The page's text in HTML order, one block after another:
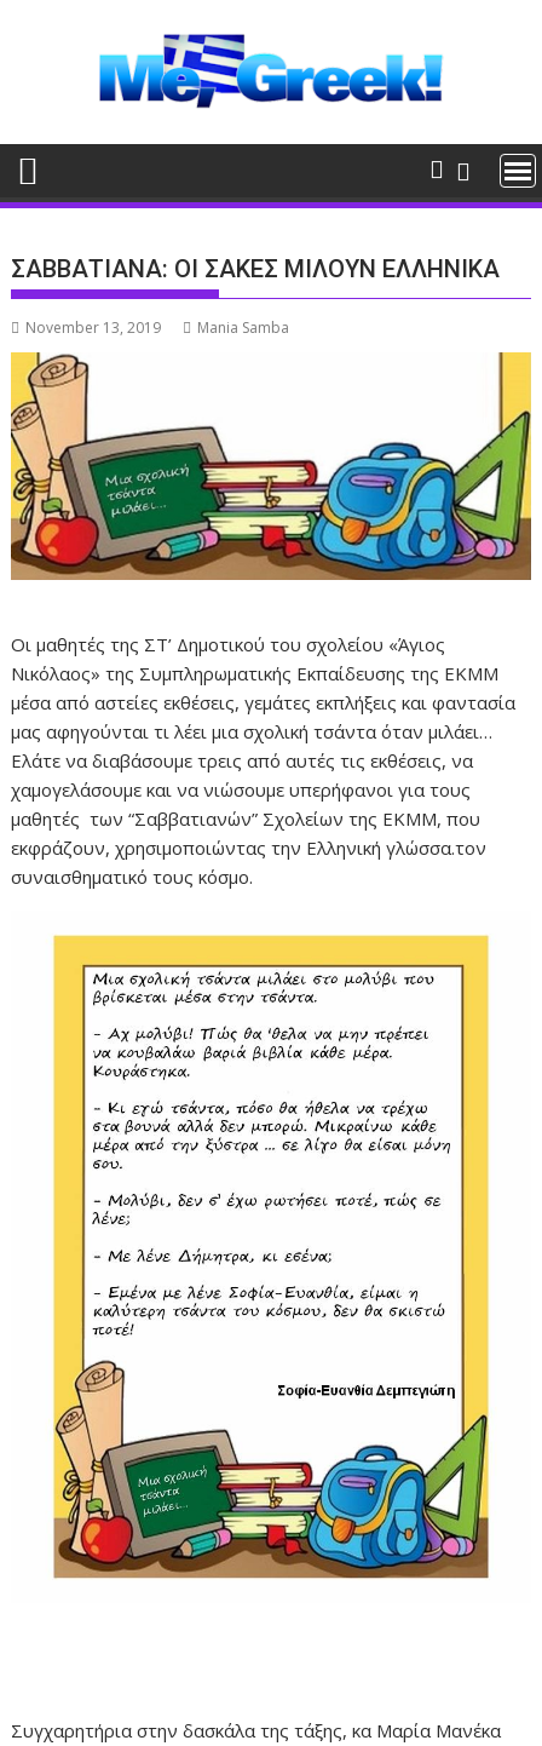
ΣΑΒΒΑΤΙΑΝΑ: ΟΙ ΣΑΚΕΣ ΜΙΛΟΥΝ ΕΛΛΗΝΙΚΑ
November 13, 2019 Mania Samba
Οι μαθητές της ΣΤ’ Δημοτικού του σχολείου «Άγιος
Νικόλαος» της Συμπληρωματικής Εκπαίδευσης της ΕΚΜΜ
μέσα από αστείες εκθέσεις, γεμάτες εκπλήξεις και φαντασία
μας αφηγούνται τι λέει μια σχολική τσάντα όταν μιλάει…
Ελάτε να διαβάσουμε τρεις από αυτές τις εκθέσεις, να
χαμογελάσουμε και να νιώσουμε υπερήφανοι για τους
μαθητές των “Σαββατιανών” Σχολείων της ΕΚΜΜ, που
εκφράζουν, χρησιμοποιώντας την Ελληνική γλώσσα.τον
συναισθηματικό τους κόσμο.
Συγχαρητήρια στην δασκάλα της τάξης, κα Μαρία Μανέκα